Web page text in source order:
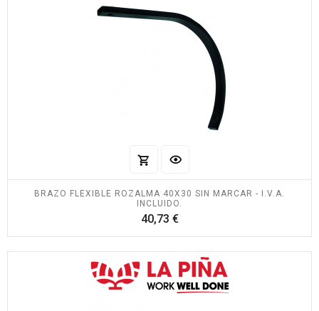
BRAZO FLEXIBLE ROZALMA 40X30 SIN MARCAR - I.V.A.
INCLUIDO.
40,73 €Precio